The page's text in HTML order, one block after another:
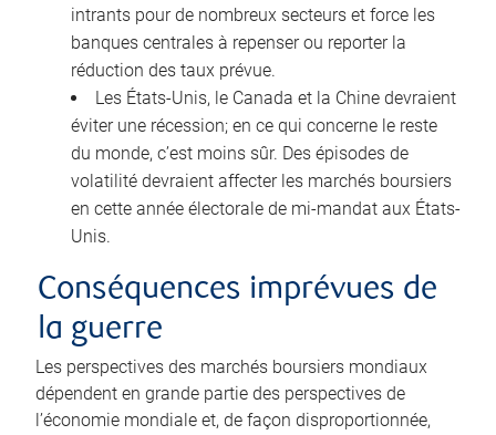
intrants pour de nombreux secteurs et force les
banques centrales à repenser ou reporter la
réduction des taux prévue.
Les États-Unis, le Canada et la Chine devraient
éviter une récession; en ce qui concerne le reste
du monde, c’est moins sûr. Des épisodes de
volatilité devraient affecter les marchés boursiers
en cette année électorale de mi-mandat aux États-
Unis.
Conséquences imprévues de
la guerre
Les perspectives des marchés boursiers mondiaux
dépendent en grande partie des perspectives de
l’économie mondiale et, de façon disproportionnée,